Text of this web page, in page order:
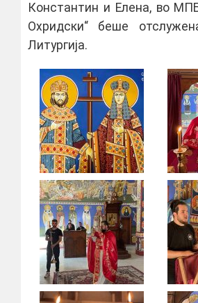
Константин и Елена, во
Охридски“ беше
Литургија.